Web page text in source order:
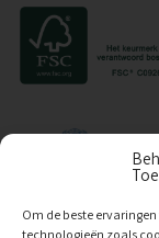
Om de beste
technologieën zoals